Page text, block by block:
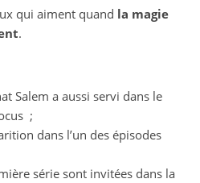
qui aiment quand la magie
.
Salem a aussi servi dans le
;
dans l’un des épisodes
série sont invitées dans la